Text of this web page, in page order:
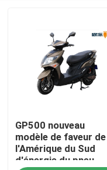
GP500 nouveau
modèle de faveur de
l'Amérique du Sud
d'énergie du pneu